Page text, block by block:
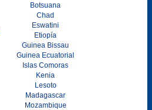
Botsuana
Chad
Eswatini
Etiopía
Guinea Bissau
Guinea Ecuatorial
Islas Comoras
Kenia
Lesoto
Madagascar
Mozambique